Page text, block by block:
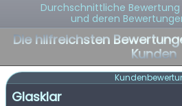
Durchschnittliche
und deren
Die hilfreichsten
Kunden
Glasklar